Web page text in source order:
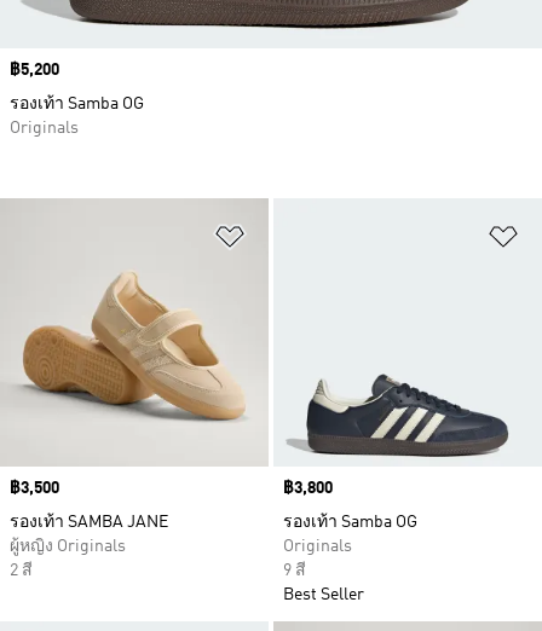
Price
฿3,500
รองเท้า SAMBA JANE
ผู้หญิง Originals
2 สี
Price
฿3,800
รองเท้า Samba OG
Originals
9 สี
Best Seller
Price
฿5,200
รองเท้า Samba OG
Originals